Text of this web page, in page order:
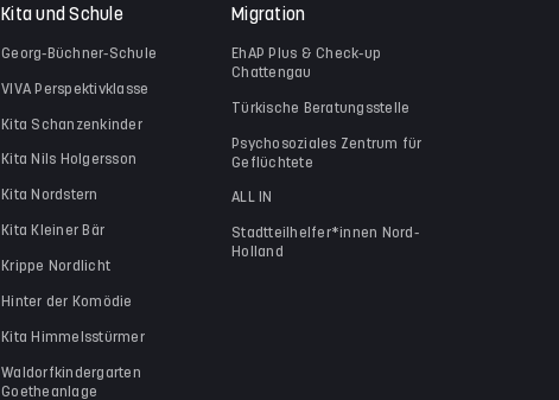
Kita und Schule
Georg-Büchner-Schule
VIVA Perspektivklasse
Kita Schanzenkinder
Kita Nils Holgersson
Kita Nordstern
Kita Kleiner Bär
Krippe Nordlicht
Hinter der Komödie
Kita Himmelsstürmer
Waldorfkindergarten
Goetheanlage
Migration
EhAP Plus & Check-up
Chattengau
Türkische Beratungsstelle
Psychosoziales Zentrum für
Geflüchtete
ALL IN
Stadtteilhelfer*innen Nord-
Holland